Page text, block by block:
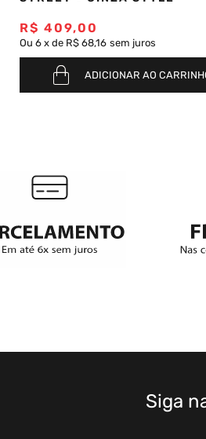
R$ 409,00
Ou 6 x de R$ 68,16 sem juros
ADICIONAR AO
Siga